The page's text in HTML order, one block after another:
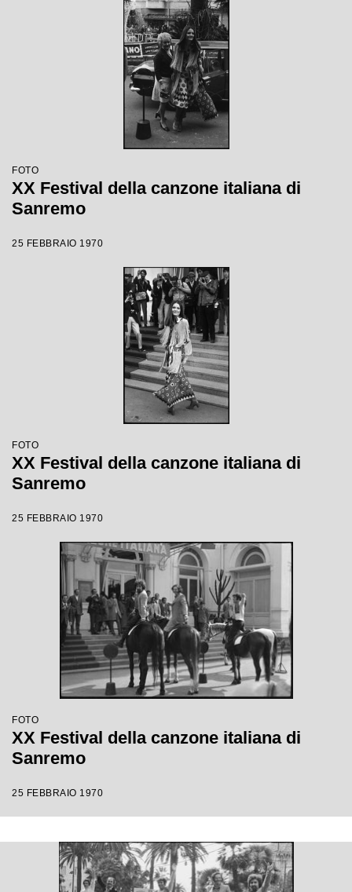
FOTO
XX Festival della canzone italiana di
Sanremo
25 FEBBRAIO 1970
FOTO
XX Festival della canzone italiana di
Sanremo
25 FEBBRAIO 1970
FOTO
XX Festival della canzone italiana di
Sanremo
25 FEBBRAIO 1970